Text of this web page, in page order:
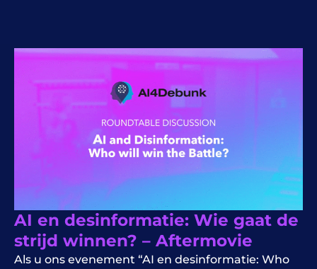
AI en desinformatie: Wie gaat de
strijd winnen? – Aftermovie
Als u ons evenement “AI en desinformatie: Who